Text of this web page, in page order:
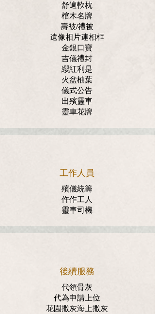
舒適軟枕
棺木名牌
壽被/禮被
遺像相片連相框
金銀口寶
吉儀禮封
纓紅利是
火盆柚葉
儀式公告
出殯靈車
靈車花牌
工作人員
殯儀統籌
仵作工人
靈車司機
後續服務
代領骨灰
代為申請上位
花園撒灰海上撒灰